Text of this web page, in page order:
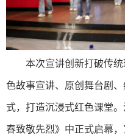
本次宣讲创新打破传统
色故事宣讲、原创舞台剧
式，打造沉浸式红色课堂
春致敬先烈》中正式启幕